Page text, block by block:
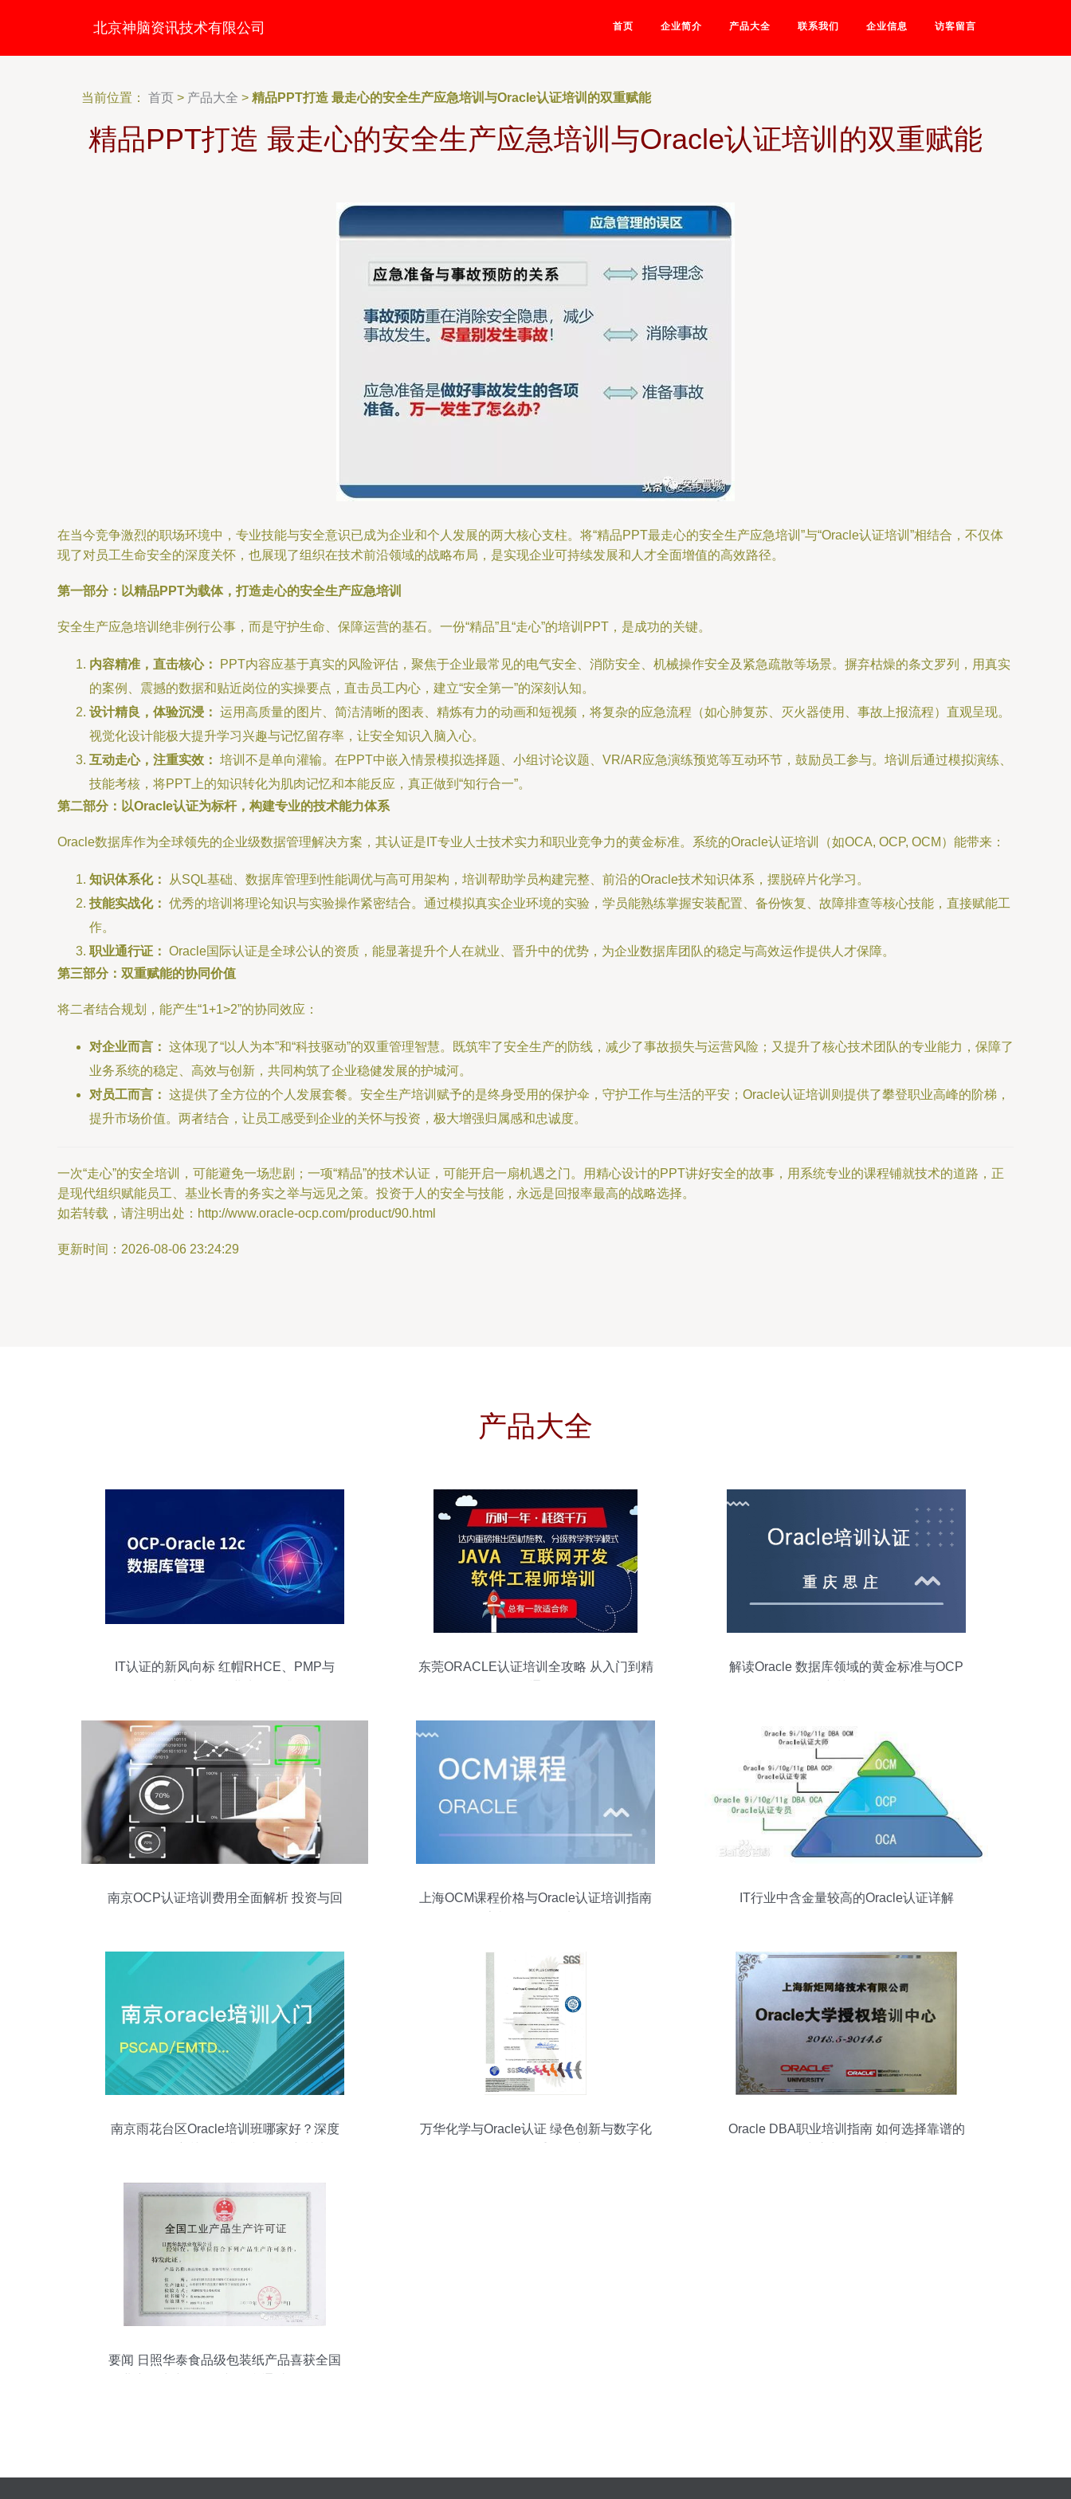
北京神脑资讯技术有限公司 首页 企业简介 产品大全 联系我们 企业信息 访客留言
当前位置： 首页 > 产品大全 > 精品PPT打造 最走心的安全生产应急培训与Oracle认证培训的双重赋能
精品PPT打造 最走心的安全生产应急培训与Oracle认证培训的双重赋能
在当今竞争激烈的职场环境中，专业技能与安全意识已成为企业和个人发展的两大核心支柱。将“精品PPT最走心的安全生产应急培训”与“Oracle认证培训”相结合，不仅体
现了对员工生命安全的深度关怀，也展现了组织在技术前沿领域的战略布局，是实现企业可持续发展和人才全面增值的高效路径。
第一部分：以精品PPT为载体，打造走心的安全生产应急培训
安全生产应急培训绝非例行公事，而是守护生命、保障运营的基石。一份“精品”且“走心”的培训PPT，是成功的关键。
内容精准，直击核心：
PPT内容应基于真实的风险评估，聚焦于企业最常见的电气安全、消防安全、机械操作安全及紧急疏散等场景。摒弃枯燥的条文罗列，用真实
的案例、震撼的数据和贴近岗位的实操要点，直击员工内心，建立“安全第一”的深刻认知。
设计精良，体验沉浸： 运用高质量的图片、简洁清晰的图表、精炼有力的动画和短视频，将复杂的应急流程（如心肺复苏、灭火器使用、事故上报流程）直观呈现。
视觉化设计能极大提升学习兴趣与记忆留存率，让安全知识入脑入心。
互动走心，注重实效： 培训不是单向灌输。在PPT中嵌入情景模拟选择题、小组讨论议题、VR/AR应急演练预览等互动环节，鼓励员工参与。培训后通过模拟演练、
技能考核，将PPT上的知识转化为肌肉记忆和本能反应，真正做到“知行合一”。
第二部分：以Oracle认证为标杆，构建专业的技术能力体系
Oracle数据库作为全球领先的企业级数据管理解决方案，其认证是IT专业人士技术实力和职业竞争力的黄金标准。系统的Oracle认证培训（如OCA, OCP, OCM）能带来：
知识体系化：
从SQL基础、数据库管理到性能调优与高可用架构，培训帮助学员构建完整、前沿的Oracle技术知识体系，摆脱碎片化学习。
技能实战化： 优秀的培训将理论知识与实验操作紧密结合。通过模拟真实企业环境的实验，学员能熟练掌握安装配置、备份恢复、故障排查等核心技能，直接赋能工
作。
职业通行证： Oracle国际认证是全球公认的资质，能显著提升个人在就业、晋升中的优势，为企业数据库团队的稳定与高效运作提供人才保障。
第三部分：双重赋能的协同价值
将二者结合规划，能产生“1+1>2”的协同效应：
对企业而言： 这体现了“以人为本”和“科技驱动”的双重管理智慧。既筑牢了安全生产的防线，减少了事故损失与运营风险；又提升了核心技术团队的专业能力，保障了
业务系统的稳定、高效与创新，共同构筑了企业稳健发展的护城河。
对员工而言： 这提供了全方位的个人发展套餐。安全生产培训赋予的是终身受用的保护伞，守护工作与生活的平安；Oracle认证培训则提供了攀登职业高峰的阶梯，
提升市场价值。两者结合，让员工感受到企业的关怀与投资，极大增强归属感和忠诚度。
一次“走心”的安全培训，可能避免一场悲剧；一项“精品”的技术认证，可能开启一扇机遇之门。用精心设计的PPT讲好安全的故事，用系统专业的课程铺就技术的道路，正
是现代组织赋能员工、基业长青的务实之举与远见之策。投资于人的安全与技能，永远是回报率最高的战略选择。
如若转载，请注明出处：http://www.oracle-ocp.com/product/90.html
更新时间：2026-08-06 23:24:29
产品大全
IT认证的新风向标 红帽RHCE、PMP与
东莞ORACLE认证培训全攻略 从入门到精
解读Oracle 数据库领域的黄金标准与OCP
南京OCP认证培训费用全面解析 投资与回
上海OCM课程价格与Oracle认证培训指南
IT行业中含金量较高的Oracle认证详解
南京雨花台区Oracle培训班哪家好？深度
万华化学与Oracle认证 绿色创新与数字化
Oracle DBA职业培训指南 如何选择靠谱的
要闻 日照华泰食品级包装纸产品喜获全国